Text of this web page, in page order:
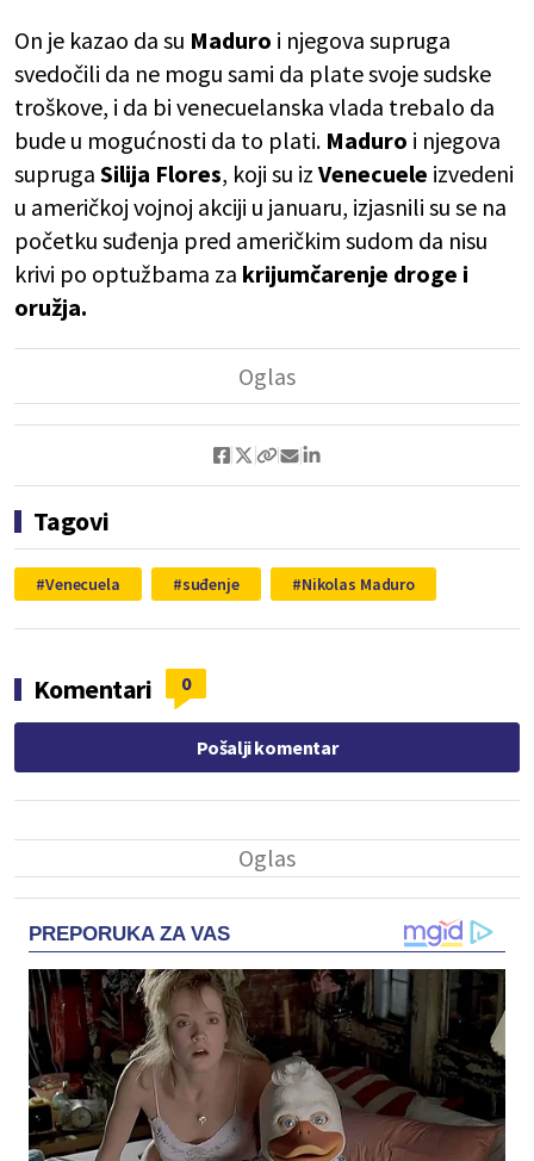
On je kazao da su Maduro i njegova supruga
svedočili da ne mogu sami da plate svoje sudske
troškove, i da bi venecuelanska vlada trebalo da
bude u mogućnosti da to plati. Maduro i njegova
supruga Silija Flores, koji su iz Venecuele izvedeni
u američkoj vojnoj akciji u januaru, izjasnili su se na
početku suđenja pred američkim sudom da nisu
krivi po optužbama za krijumčarenje droge i
oružja.
Tagovi
Venecuela suđenje Nikolas Maduro
Komentari 0
Pošalji komentar
PREPORUKA ZA VAS